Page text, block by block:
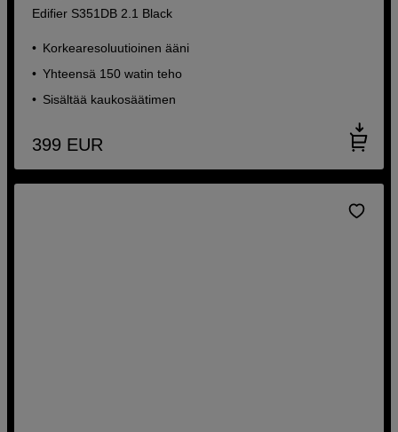
Edifier S351DB 2.1 Black
Korkearesoluutioinen ääni
Yhteensä 150 watin teho
Sisältää kaukosäätimen
399 EUR